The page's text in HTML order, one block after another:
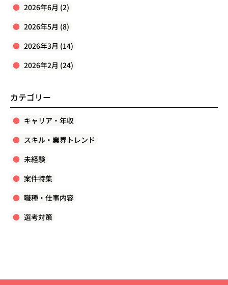
2026年6月 (2)
2026年5月 (8)
2026年3月 (14)
2026年2月 (24)
カテゴリー
キャリア・年収
スキル・業界トレンド
未経験
案件特集
職種・仕事内容
選考対策